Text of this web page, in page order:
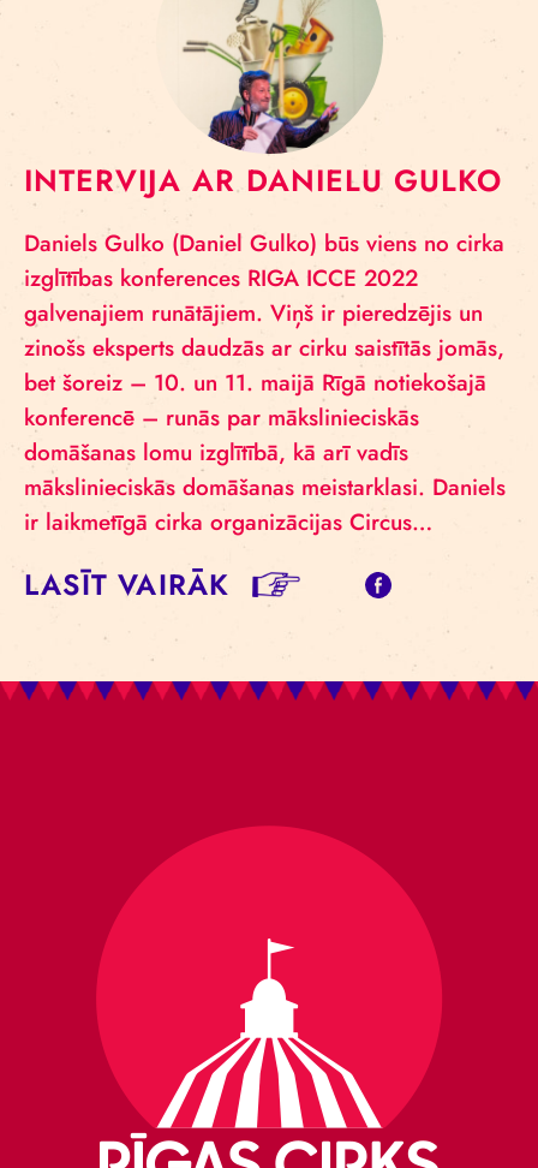
INTERVIJA AR DANIELU GULKO
Daniels Gulko (Daniel Gulko) būs viens no cirka
izglītības konferences RIGA ICCE 2022
galvenajiem runātājiem. Viņš ir pieredzējis un
zinošs eksperts daudzās ar cirku saistītās jomās,
bet šoreiz – 10. un 11. maijā Rīgā notiekošajā
konferencē – runās par mākslinieciskās
domāšanas lomu izglītībā, kā arī vadīs
mākslinieciskās domāšanas meistarklasi. Daniels
ir laikmetīgā cirka organizācijas Circus…
LASĪT VAIRĀK